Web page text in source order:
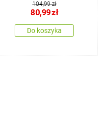
104,99 zł
80,99zł
Do koszyka